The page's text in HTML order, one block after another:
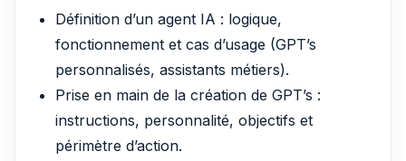
Définition d’un agent IA : logique,
fonctionnement et cas d’usage (GPT’s
personnalisés, assistants métiers).
Prise en main de la création de GPT’s :
instructions, personnalité, objectifs et
périmètre d’action.